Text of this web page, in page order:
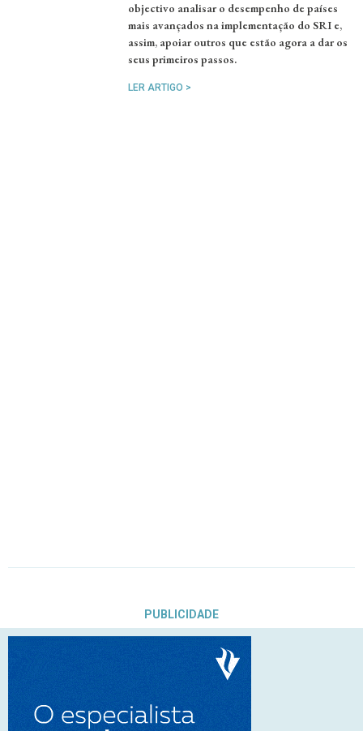
objectivo analisar o desempenho de países
mais avançados na implementação do SRI e,
assim, apoiar outros que estão agora a dar os
seus primeiros passos.
LER ARTIGO >
PUBLICIDADE